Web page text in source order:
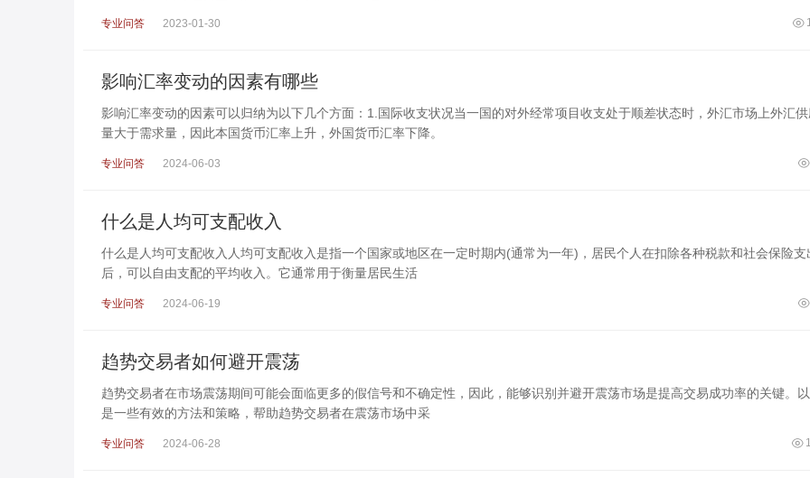
专业问答 2023-01-30
影响汇率变动的因素有哪些
影响汇率变动的因素可以归纳为以下几个方面：1.国际收支状况当一国的对外经常项目收支处于顺差状态时，外汇市场上外汇
量大于需求量，因此本国货币汇率上升，外国货币汇率下降。
专业问答 2024-06-03
什么是人均可支配收入
什么是人均可支配收入人均可支配收入是指一个国家或地区在一定时期内(通常为一年)，居民个人在扣除各种税款和社会保险支
后，可以自由支配的平均收入。它通常用于衡量居民生活
专业问答 2024-06-19
趋势交易者如何避开震荡
趋势交易者在市场震荡期间可能会面临更多的假信号和不确定性，因此，能够识别并避开震荡市场是提高交易成功率的关键。
是一些有效的方法和策略，帮助趋势交易者在震荡市场中采
专业问答 2024-06-28